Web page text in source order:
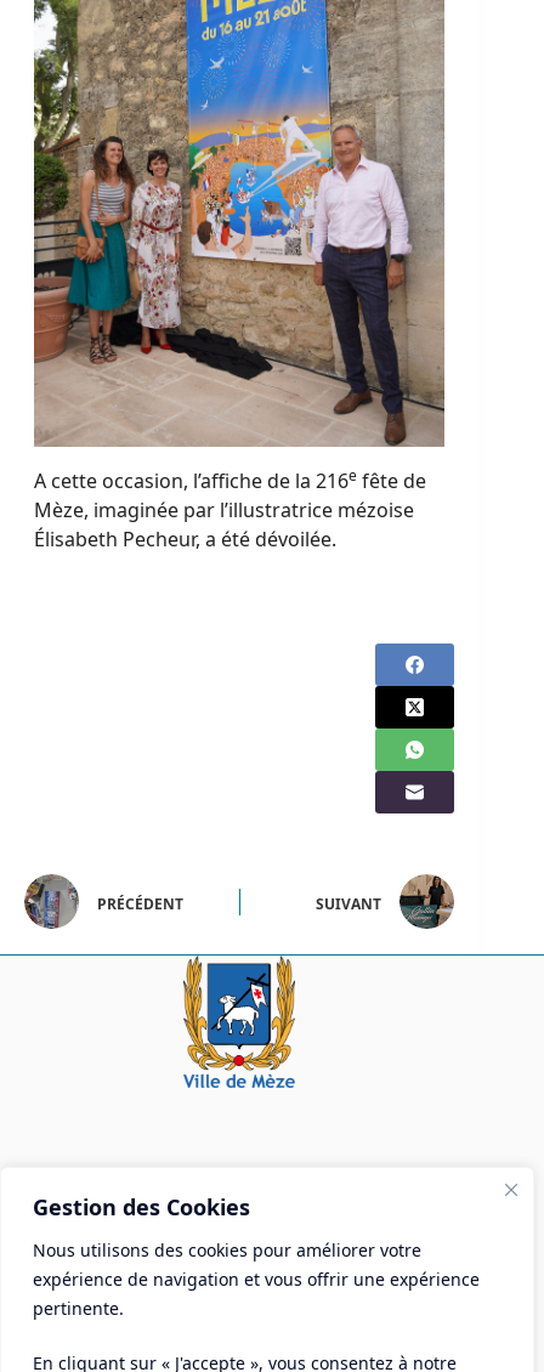
Gestion des Cookies
Nous utilisons des cookies pour améliorer votre
expérience de navigation et vous offrir une expérience
pertinente.
En cliquant sur « J'accepte », vous consentez à notre
A cette occasion, l’affiche de la 216e fête de
Mèze, imaginée par l’illustratrice mézoise
Élisabeth Pecheur, a été dévoilée.
PRÉCÉDENT SUIVANT
Mairie de Mèze
Place Aristide Briand - BP 28 34140 Mèze
Tél :04 67 18 30 30
Mail :